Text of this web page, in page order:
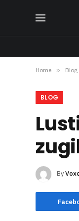
Home » Blog
BLOG
By